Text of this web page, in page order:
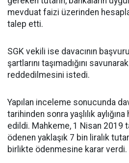
mevduat faizi üzerinden
talep etti.
SGK vekili ise davacının
şartlarını taşımadığını
reddedilmesini istedi.
Yapılan inceleme sonucunda
tarihinden sonra yaşlılık
edildi. Mahkeme, 1 Nisan 2019
ödenen yaklaşık 7 bin liralık
birlikte ödenmesine karar verdi.